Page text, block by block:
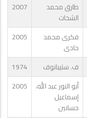
طارق محمد
الشحات
2007
فكرى محمد
حادى
2005
ف. ستيبانوف
1974
أبو النور عبد الله،
إسماعيل
حسانين
2005